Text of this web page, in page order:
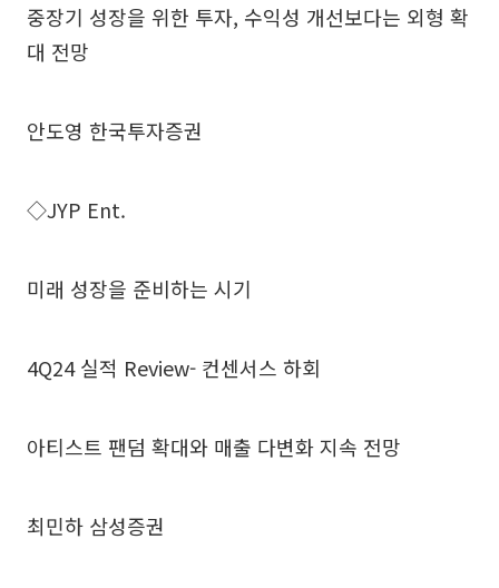
중장기 성장을 위한 투자, 수익성 개선보다는 외형 확
대 전망
안도영 한국투자증권
◇JYP Ent.
미래 성장을 준비하는 시기
4Q24 실적 Review- 컨센서스 하회
아티스트 팬덤 확대와 매출 다변화 지속 전망
최민하 삼성증권